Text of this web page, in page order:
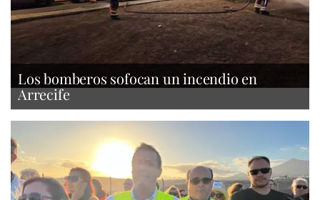
Los bomberos sofocan un incendio en
Arrecife